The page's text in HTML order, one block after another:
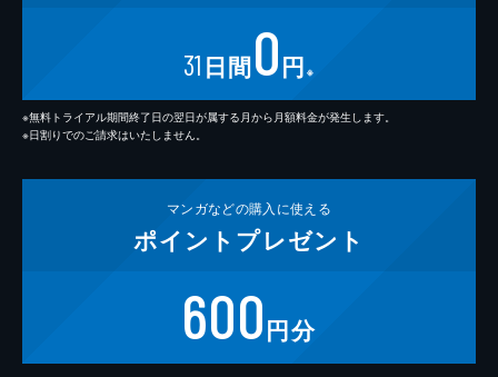
31 日間0円 ※
※無料トライアル期間終了日の翌日が属する月から月額料金が発生します。
※日割りでのご請求はいたしません。
マンガなどの購入に使える
ポイント プレゼント
600円分